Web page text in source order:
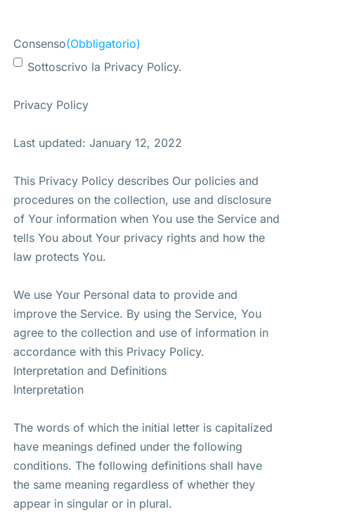
Consenso(Obbligatorio)
Sottoscrivo la Privacy Policy.
Privacy Policy
Last updated: January 12, 2022
This Privacy Policy describes Our policies and
procedures on the collection, use and disclosure
of Your information when You use the Service and
tells You about Your privacy rights and how the
law protects You.
We use Your Personal data to provide and
improve the Service. By using the Service, You
agree to the collection and use of information in
accordance with this Privacy Policy.
Interpretation and Definitions
Interpretation
The words of which the initial letter is capitalized
have meanings defined under the following
conditions. The following definitions shall have
the same meaning regardless of whether they
appear in singular or in plural.